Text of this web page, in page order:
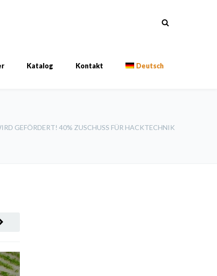
Katalog Kontakt Deutsch
GEFÖRDERT! 40% ZUSCHUSS FÜR HACKTECHNIK